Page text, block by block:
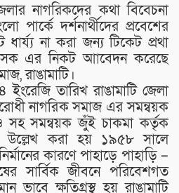
নাগরিকদের কথা বিবেচনা
পার্কে দর্শনার্থীদের প্রবেশের
না করা জন্য টিকেট প্রথা
এর নিকট আাবেদন করেছে
রাঙামাটি।
তারিখ রাঙামাটি জেলা
নাগরিক সমাজ এর সমন্বয়ক
সমন্বয়ক জুঁই চাকমা কর্তৃক
উল্লেখ করা হয় ১৯৫৮ সালে
কারণে পাহাড়ে পাহাড়ি –
সার্বিক জীবনে পরিবেশগত
ভাবে ক্ষতিগ্রস্থ হয় রাঙামাটি